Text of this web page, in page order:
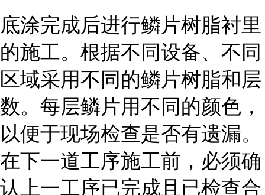
底涂完成后进行鳞片树脂衬里
的施工。根据不同设备、不同
区域采用不同的鳞片树脂和层
数。每层鳞片用不同的颜色，
以便于现场检查是否有遗漏。
在下一道工序施工前，必须确
认上一工序已完成且已检查合